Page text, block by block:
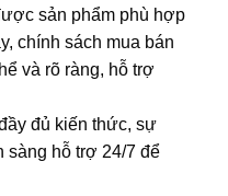
sản phẩm phù hợp
chính sách mua bán
và rõ ràng, hỗ trợ
đủ kiến thức, sự
sàng hỗ trợ 24/7 để